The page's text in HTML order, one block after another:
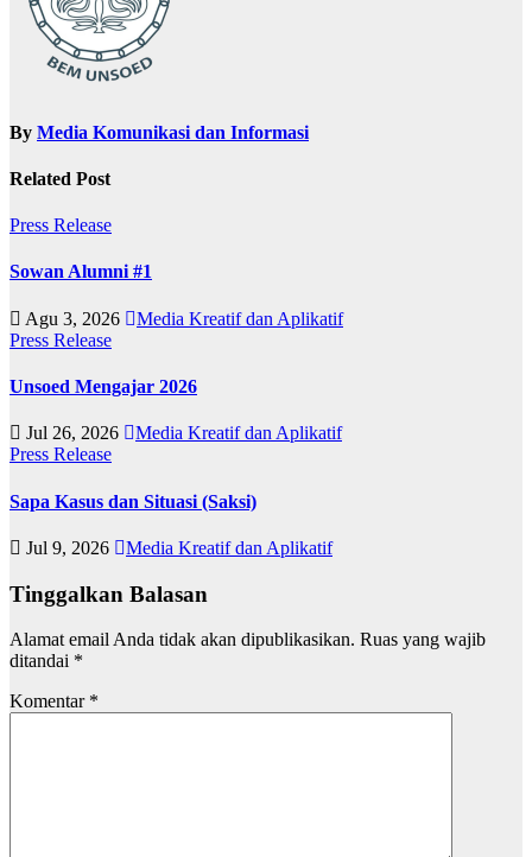
By Media Komunikasi dan Informasi
Related Post
Press Release
Sowan Alumni #1
Agu 3, 2026
Media Kreatif dan Aplikatif
Press Release
Unsoed Mengajar 2026
Jul 26, 2026
Media Kreatif dan Aplikatif
Press Release
Sapa Kasus dan Situasi (Saksi)
Jul 9, 2026 Media Kreatif dan Aplikatif
Tinggalkan Balasan
Alamat email Anda tidak akan dipublikasikan. Ruas yang wajib
ditandai *
Komentar *